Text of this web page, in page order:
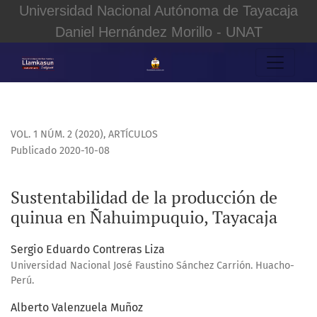
Universidad Nacional Autónoma de Tayacaja
Daniel Hernández Morillo - UNAT
VOL. 1 NÚM. 2 (2020), ARTÍCULOS
Sustentabilidad de la producción de
quinua en Ñahuimpuquio, Tayacaja
Publicado 2020-10-08
Sergio Eduardo Contreras Liza
Universidad Nacional José Faustino Sánchez Carrión. Huacho-
Perú.
Alberto Valenzuela Muñoz